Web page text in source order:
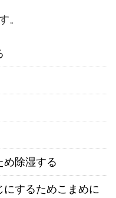
。
め除湿する
するためこまめに